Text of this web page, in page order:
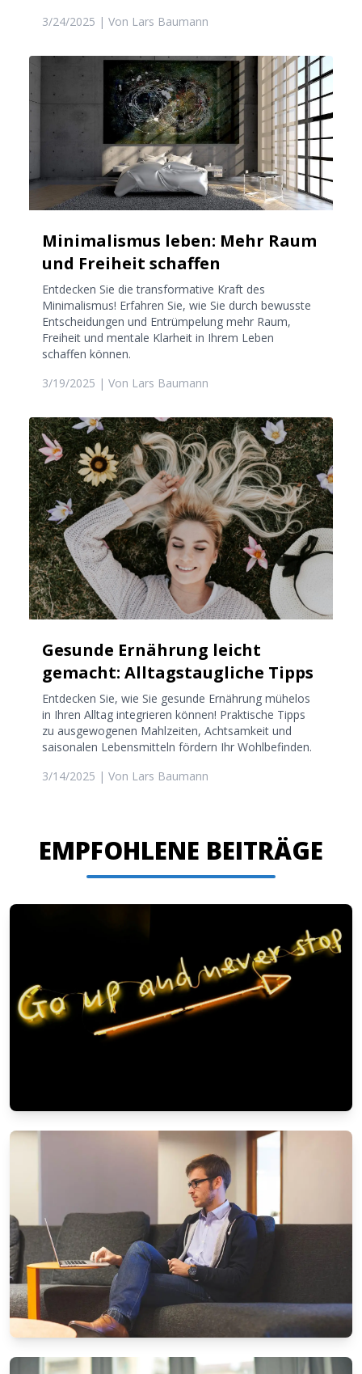
3/24/2025 | Von Lars Baumann
Minimalismus leben: Mehr Raum
und Freiheit schaffen
Entdecken Sie die transformative Kraft des
Minimalismus! Erfahren Sie, wie Sie durch bewusste
Entscheidungen und Entrümpelung mehr Raum,
Freiheit und mentale Klarheit in Ihrem Leben
schaffen können.
3/19/2025 | Von Lars Baumann
Gesunde Ernährung leicht
gemacht: Alltagstaugliche Tipps
Entdecken Sie, wie Sie gesunde Ernährung mühelos
in Ihren Alltag integrieren können! Praktische Tipps
zu ausgewogenen Mahlzeiten, Achtsamkeit und
saisonalen Lebensmitteln fördern Ihr Wohlbefinden.
3/14/2025 | Von Lars Baumann
EMPFOHLENE BEITRÄGE
KARRIERE & ARBEIT
Work-Life-Balance: So finden Sie das
UNTERHALTUNG & MEDIEN